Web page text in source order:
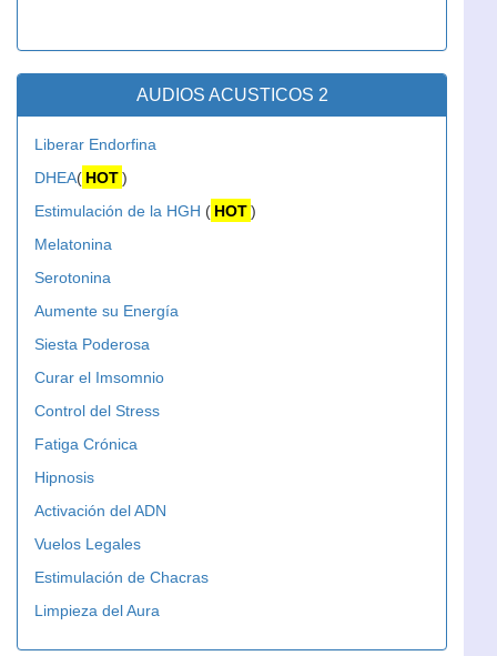
AUDIOS ACUSTICOS 2
Liberar Endorfina
DHEA( HOT )
Estimulación de la HGH ( HOT )
Melatonina
Serotonina
Aumente su Energía
Siesta Poderosa
Curar el Imsomnio
Control del Stress
Fatiga Crónica
Hipnosis
Activación del ADN
Vuelos Legales
Estimulación de Chacras
Limpieza del Aura